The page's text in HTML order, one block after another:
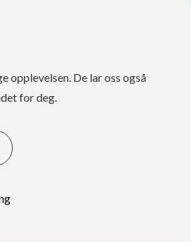
opplevelsen. De lar oss også
for deg.